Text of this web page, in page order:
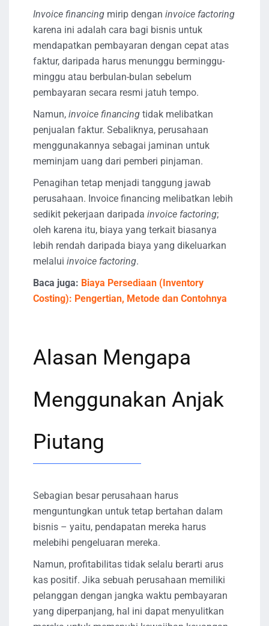
Invoice financing mirip dengan invoice factoring
karena ini adalah cara bagi bisnis untuk
mendapatkan pembayaran dengan cepat atas
faktur, daripada harus menunggu berminggu-
minggu atau berbulan-bulan sebelum
pembayaran secara resmi jatuh tempo.
Namun, invoice financing tidak melibatkan
penjualan faktur. Sebaliknya, perusahaan
menggunakannya sebagai jaminan untuk
meminjam uang dari pemberi pinjaman.
Penagihan tetap menjadi tanggung jawab
perusahaan. Invoice financing melibatkan lebih
sedikit pekerjaan daripada invoice factoring;
oleh karena itu, biaya yang terkait biasanya
lebih rendah daripada biaya yang dikeluarkan
melalui invoice factoring.
Baca juga: Biaya Persediaan (Inventory
Costing): Pengertian, Metode dan Contohnya
Alasan Mengapa
Menggunakan Anjak
Piutang
Sebagian besar perusahaan harus
menguntungkan untuk tetap bertahan dalam
bisnis – yaitu, pendapatan mereka harus
melebihi pengeluaran mereka.
Namun, profitabilitas tidak selalu berarti arus
kas positif. Jika sebuah perusahaan memiliki
pelanggan dengan jangka waktu pembayaran
yang diperpanjang, hal ini dapat menyulitkan